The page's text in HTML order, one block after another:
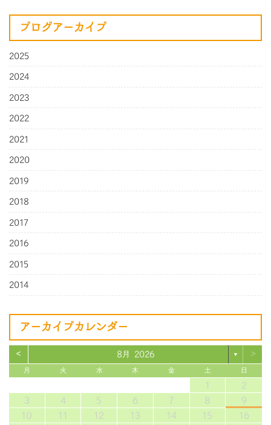
ブログアーカイブ
2025
2024
2023
2022
2021
2020
2019
2018
2017
2016
2015
2014
アーカイブカレンダー
< 8月 2026 ▼ >
月 火 水 木 金 土 日
1
2
3
4 5 6 7 8
9
10
11 12 13 14 15
16